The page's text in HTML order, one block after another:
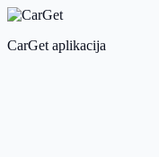
CarGet aplikacija